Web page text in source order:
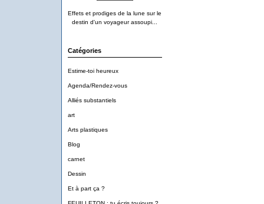
Effets et prodiges de la lune sur le
destin d'un voyageur assoupi...
Catégories
Estime-toi heureux
Agenda/Rendez-vous
Alliés substantiels
art
Arts plastiques
Blog
carnet
Dessin
Et à part ça ?